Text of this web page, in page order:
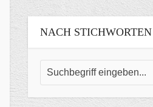
NACH